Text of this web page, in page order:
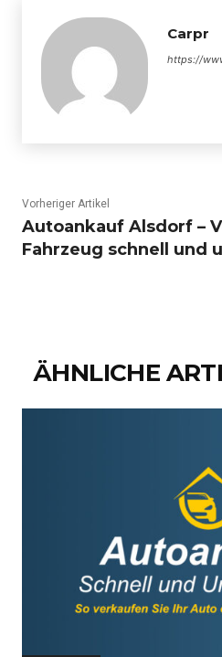
Carpr
https://
Vorheriger Artikel
Autoankauf Alsdorf –
Fahrzeug schnell und
ÄHNLICHE